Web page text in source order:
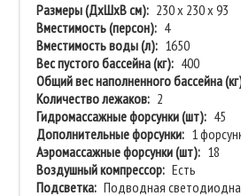
Размеры (ДхШхВ см): 230 х 230 х 93
Вместимость (персон): 4
Вместимость воды (л): 1650
Вес пустого бассейна (кг): 400
Общий вес наполненного бассейна
Количество лежаков: 2
Гидромассажные форсунки (шт): 45
Дополнительные форсунки: 1
Аэромассажные форсунки (шт): 18
Воздушный компрессор: Есть
Подсветка: Подводная